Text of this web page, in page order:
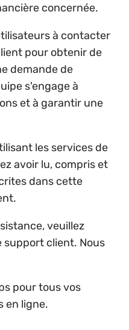
concernée.
à contacter
pour obtenir de
demande de
s'engage à
et à garantir une
les services de
avoir lu, compris et
dans cette
veuillez
client. Nous
pour tous vos
en ligne.